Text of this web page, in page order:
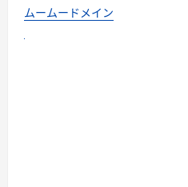
ムームードメイン